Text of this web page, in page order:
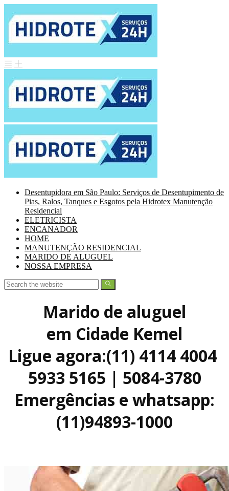
Desentupidora em São Paulo: Serviços de Desentupimento de
Pias, Ralos, Tanques e Esgotos pela Hidrotex Manutenção
Residencial
ELETRICISTA
ENCANADOR
HOME
MANUTENÇÃO RESIDENCIAL
MARIDO DE ALUGUEL
NOSSA EMPRESA
Marido de aluguel
em Cidade Kemel
Ligue agora:(11) 4114 4004
5933 5165 | 5084-3780
Emergências e whatsapp:
(11)94893-1000